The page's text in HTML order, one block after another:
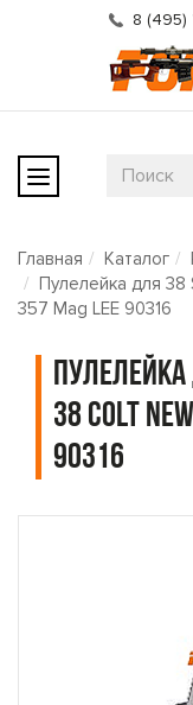
8 (495)
Главная Каталог
Пулелейка для 38
357 Mag LEE 90316
Пулелейка
38 Colt
90316